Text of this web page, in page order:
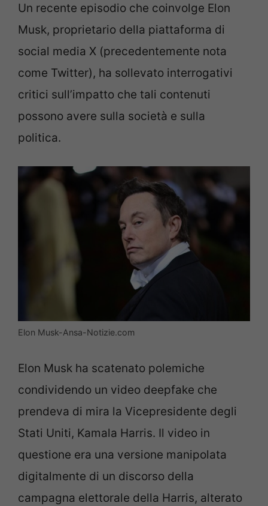
Un recente episodio che coinvolge Elon
Musk, proprietario della piattaforma di
social media X (precedentemente nota
come Twitter), ha sollevato interrogativi
critici sull’impatto che tali contenuti
possono avere sulla società e sulla
politica.
Elon Musk-Ansa-Notizie.com
Elon Musk ha scatenato polemiche
condividendo un video deepfake che
prendeva di mira la Vicepresidente degli
Stati Uniti, Kamala Harris. Il video in
questione era una versione manipolata
digitalmente di un discorso della
campagna elettorale della Harris, alterato